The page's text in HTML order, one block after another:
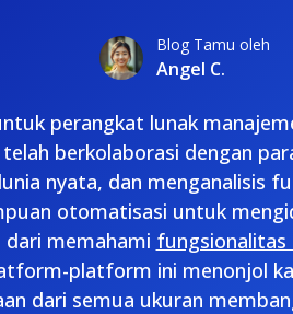
Blog Tamu oleh
Angel C.
perangkat lunak
berkolaborasi dengan
nyata, dan menganalisis
otomatisasi untuk
memahami fungsionalitas
platform ini menonjol
dari semua ukuran